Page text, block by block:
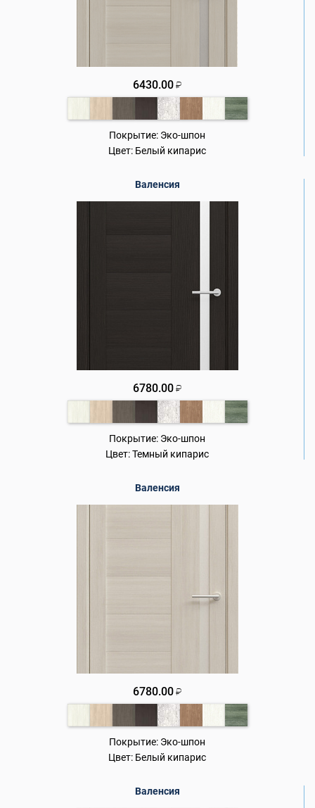
6430.00 ₽
Покрытие: Эко-шпон
Цвет: Белый кипарис
Валенсия
6780.00 ₽
Покрытие: Эко-шпон
Цвет:Темный кипарис
Валенсия
6780.00 ₽
Покрытие: Эко-шпон
Цвет: Белый кипарис
Валенсия